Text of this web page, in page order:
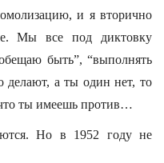
и я вторично
Мы все под диктовку
быть”, “выполнять
делают, а ты один нет, то
ты имеешь против…
Но в 1952 году не